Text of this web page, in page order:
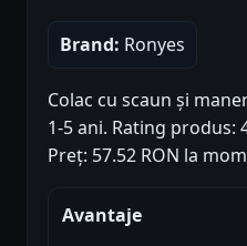
Brand: Ronyes
Colac cu scaun și
1-5 ani. Rating produs:
Preț: 57.52 RON la
Avantaje